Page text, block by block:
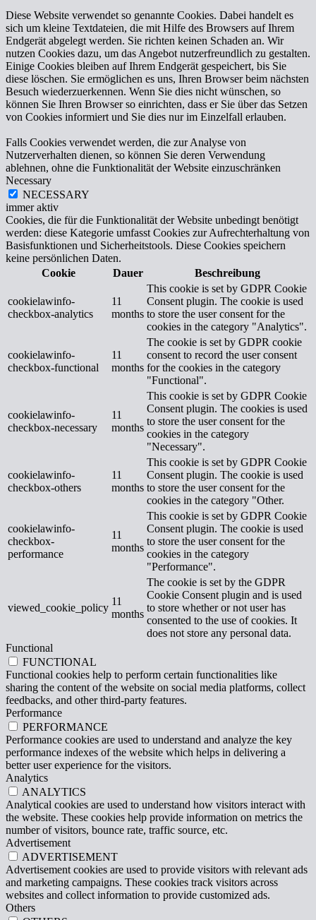
Diese Website verwendet so genannte Cookies. Dabei handelt es
sich um kleine Textdateien, die mit Hilfe des Browsers auf Ihrem
Endgerät abgelegt werden. Sie richten keinen Schaden an. Wir
nutzen Cookies dazu, um das Angebot nutzerfreundlich zu gestalten.
Einige Cookies bleiben auf Ihrem Endgerät gespeichert, bis Sie
diese löschen. Sie ermöglichen es uns, Ihren Browser beim nächsten
Besuch wiederzuerkennen. Wenn Sie dies nicht wünschen, so
können Sie Ihren Browser so einrichten, dass er Sie über das Setzen
von Cookies informiert und Sie dies nur im Einzelfall erlauben.
Falls Cookies verwendet werden, die zur Analyse von
Nutzerverhalten dienen, so können Sie deren Verwendung
ablehnen, ohne die Funktionalität der Website einzuschränken
Necessary
NECESSARY
immer aktiv
Cookies, die für die Funktionalität der Website unbedingt benötigt
werden: diese Kategorie umfasst Cookies zur Aufrechterhaltung von
Basisfunktionen und Sicherheitstools. Diese Cookies speichern
keine persönlichen Daten.
Cookie
Dauer Beschreibung
cookielawinfo-
checkbox-analytics
11
months
This cookie is set by GDPR Cookie
Consent plugin. The cookie is used
to store the user consent for the
cookies in the category "Analytics".
cookielawinfo-
checkbox-functional
11
months
The cookie is set by GDPR cookie
consent to record the user consent
for the cookies in the category
"Functional".
cookielawinfo-
checkbox-necessary
11
months
This cookie is set by GDPR Cookie
Consent plugin. The cookies is used
to store the user consent for the
cookies in the category
"Necessary".
cookielawinfo-
checkbox-others
11
months
This cookie is set by GDPR Cookie
Consent plugin. The cookie is used
to store the user consent for the
cookies in the category "Other.
cookielawinfo-
checkbox-
performance
11
months
This cookie is set by GDPR Cookie
Consent plugin. The cookie is used
to store the user consent for the
cookies in the category
"Performance".
viewed_cookie_policy
11
months
The cookie is set by the GDPR
Cookie Consent plugin and is used
to store whether or not user has
consented to the use of cookies. It
does not store any personal data.
Functional
FUNCTIONAL
Functional cookies help to perform certain functionalities like
sharing the content of the website on social media platforms, collect
feedbacks, and other third-party features.
Performance
PERFORMANCE
Performance cookies are used to understand and analyze the key
performance indexes of the website which helps in delivering a
better user experience for the visitors.
Analytics
ANALYTICS
Analytical cookies are used to understand how visitors interact with
the website. These cookies help provide information on metrics the
number of visitors, bounce rate, traffic source, etc.
Advertisement
ADVERTISEMENT
Advertisement cookies are used to provide visitors with relevant ads
and marketing campaigns. These cookies track visitors across
websites and collect information to provide customized ads.
Others